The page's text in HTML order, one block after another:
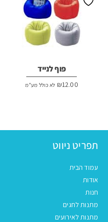
פוף לנייד
₪12.00 לא כולל מע"מ
תפריט ניווט
עמוד הבית
אודות
חנות
מתנות לחגים
מתנות לאירועים